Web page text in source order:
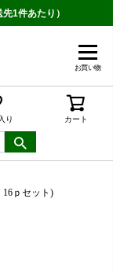
1件あたり）
お買い物
り カート
ｐセット)